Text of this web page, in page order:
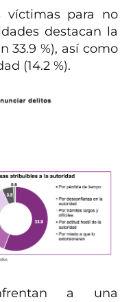
víctimas para no
destacan la
33.9 %), así como
(14.2 %).
a una